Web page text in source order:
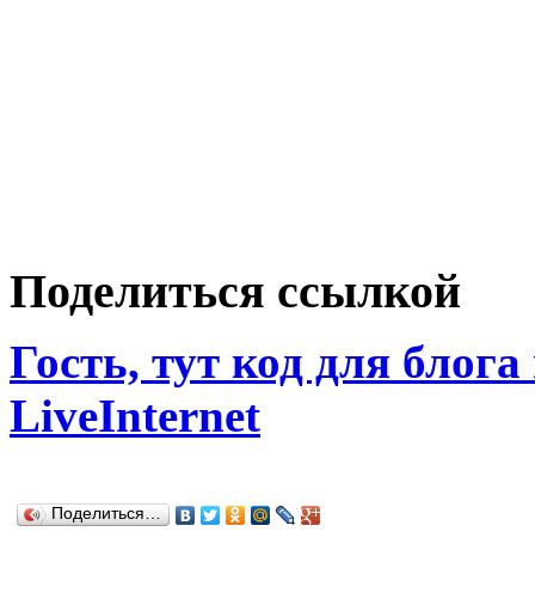
Поделиться ссылкой
Гость, тут код для
LiveInternet
Поделиться…